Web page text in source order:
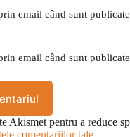
email când sunt
email când sunt
Akismet pentru a reduce